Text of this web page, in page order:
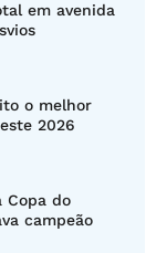
em avenida
o melhor
2026
Copa do
campeão